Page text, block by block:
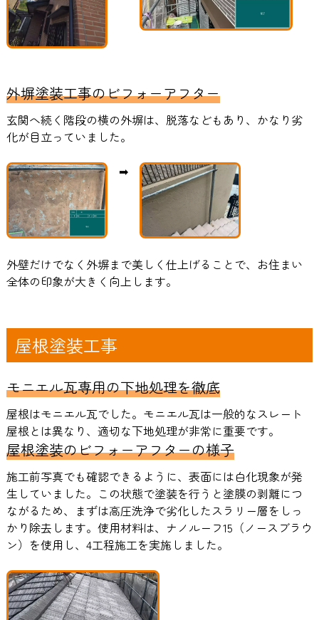
外塀塗装工事のビフォーアフター
玄関へ続く階段の横の外塀は、脱落などもあり、かなり劣
化が目立っていました。
➡
外壁だけでなく外塀まで美しく仕上げることで、お住まい
全体の印象が大きく向上します。
屋根塗装工事
モニエル瓦専用の下地処理を徹底
屋根はモニエル瓦でした。モニエル瓦は一般的なスレート
屋根とは異なり、適切な下地処理が非常に重要です。
屋根塗装のビフォーアフターの様子
施工前写真でも確認できるように、表面には白化現象が発
生していました。この状態で塗装を行うと塗膜の剥離につ
ながるため、まずは高圧洗浄で劣化したスラリー層をしっ
かり除去します。使用材料は、ナノルーフ15（ノースブラウ
ン）を使用し、4工程施工を実施しました。